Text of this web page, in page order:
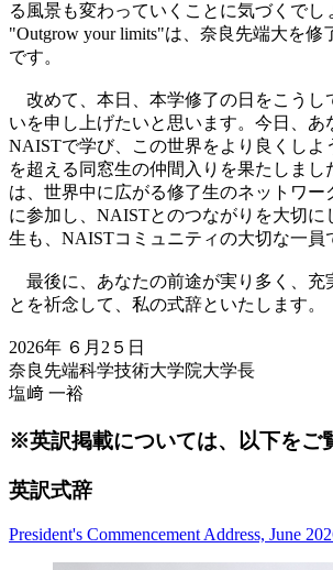
る風景も変わっていくことに気づくでし
"Outgrow your limits"は、奈良先端大を修
です。
改めて、本日、本学修了の日をこうし
いを申し上げたいと思います。今日、あ
NAISTで学び、この世界をより良くしよ
を超える同窓生の仲間入りを果たしまし
は、世界中に広がる修了生のネットワー
に参加し、NAISTとのつながりを大切に
生も、NAISTコミュニティの大切な一員
最後に、あなたの前途が実り多く、充
とを祈念して、私の式辞といたします。
2026年 ６月2５日
奈良先端科学技術大学院大学長
塩﨑 一裕
※英訳掲載については、以下をご
英訳式辞
President's Commencement Address, June